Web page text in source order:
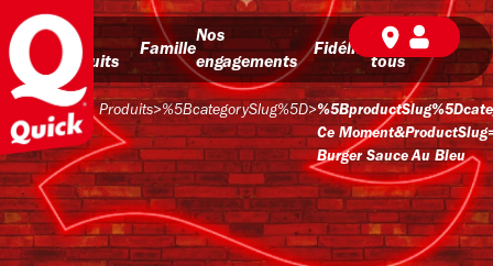
Nos
produits
Famille
Nos
engagements
Fidélité
BD pour
tous
Produits>%5BcategorySlug%5D>
Ce
Burger Sauce Au Bleu